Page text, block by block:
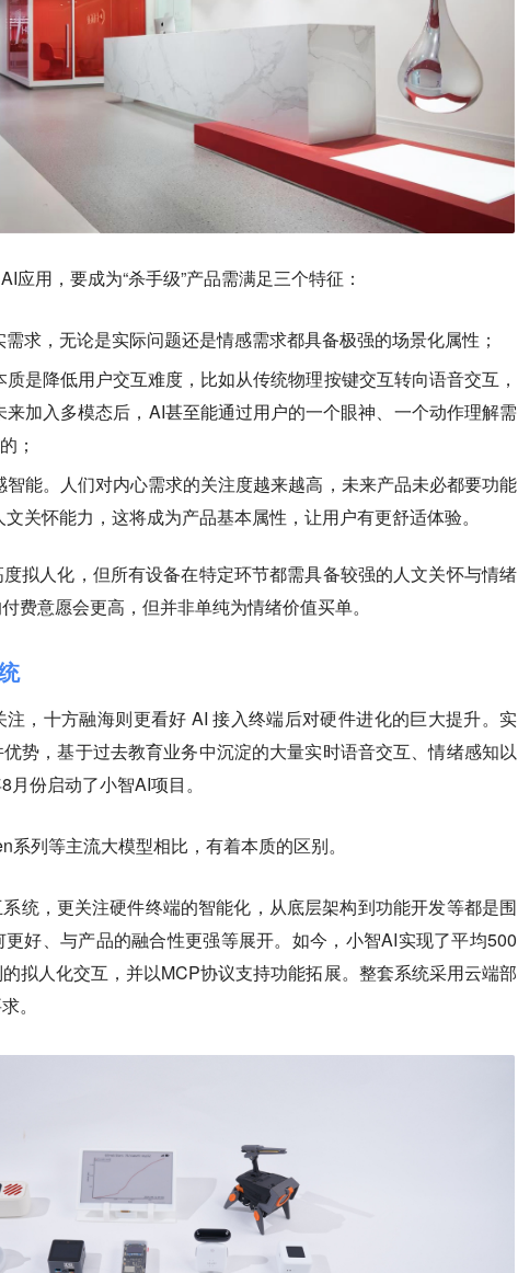
应用，要成为“杀手级”产品需满足三个特征：
求，无论是实际问题还是情感需求都具备极强的场景化属性；
是降低用户交互难度，比如从传统物理按键交互转向语音交互，
加入多模态后，AI甚至能通过用户的一个眼神、一个动作理解需
；
能。人们对内心需求的关注度越来越高，未来产品未必都要功能
关怀能力，这将成为产品基本属性，让用户有更舒适体验。
拟人化，但所有设备在特定环节都需具备较强的人文关怀与情绪
费意愿会更高，但并非单纯为情绪价值买单。
，十方融海则更看好 AI 接入终端后对硬件进化的巨大提升。实
势，基于过去教育业务中沉淀的大量实时语音交互、情绪感知以
份启动了小智AI项目。
列等主流大模型相比，有着本质的区别。
统，更关注硬件终端的智能化，从底层架构到功能开发等都是围
好、与产品的融合性更强等展开。如今，小智AI实现了平均500
拟人化交互，并以MCP协议支持功能拓展。整套系统采用云端部
。